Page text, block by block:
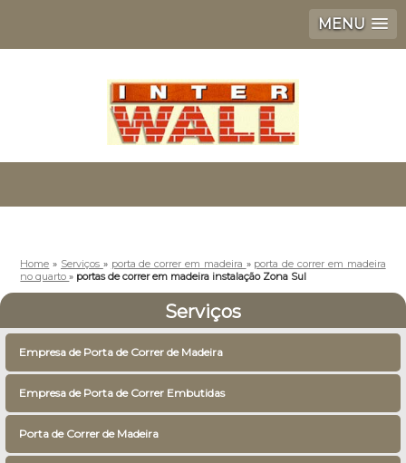
MENU
Home » Serviços » porta de correr em madeira » porta de correr em madeira
no quarto» portas de correr em madeira instalação Zona Sul
Serviços
Empresa de Porta de Correr de Madeira
Empresa de Porta de Correr Embutidas
Porta de Correr de Madeira